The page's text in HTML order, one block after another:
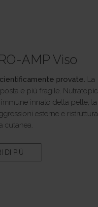
AMP Viso
provate. La
e più fragile. Nutratopic
innato della pelle, la
esterne e ristruttura
cutanea.
DI PIÙ